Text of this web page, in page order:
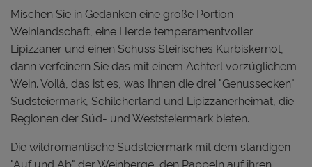
Mischen Sie in Gedanken eine große Portion
Weinlandschaft, eine Herde temperamentvoller
Lipizzaner und einen Schuss Steirisches Kürbiskernöl,
dann verfeinern Sie das mit einem Achterl vorzüglichem
Wein. Voilá, das ist es, was Ihnen die drei "Genussecken"
Südsteiermark, Schilcherland und Lipizzanerheimat, die
Regionen der Süd- und Weststeiermark bieten.
Die wildromantische Südsteiermark mit dem ständigen